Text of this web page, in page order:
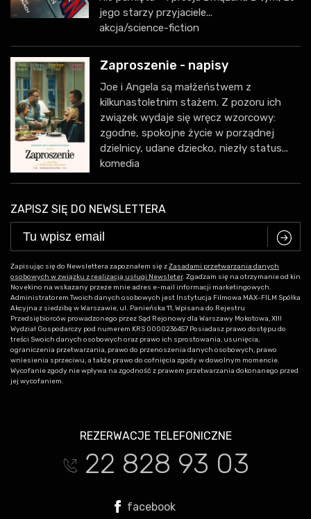
jego starzy przyjaciele...
akcja/science-fiction
Zaproszenie - napisy
Joe i Angela są małżeństwem z
kilkunastoletnim stażem. Z pozoru ich
związek wydaje się wręcz wzorcowy:
zgodne, spokojne życie w porządnej
dzielnicy, udane dziecko, niezły status...
komedia
ZAPISZ SIĘ DO NEWSLETTERA
C
Zapisując się do Newslettera zapoznałem się zZasadami przetwarzania danych
osobowych w związku z realizacją usługi Newsleter. Zgadzam się na otrzymanie od kin
Novekino na wskazany przeze mnie adres e-mail informacji marketingowych.
Administratorem Twoich danych osobowych jest Instytucja Filmowa MAX-FILM Spółka
Akcyjna z siedzibą w Warszawie, ul. Panieńska 11, Wpisana do Rejestru
Przedsiębiorców prowadzonego przez Sąd Rejonowy dla Warszawy Mokotowa, XIII
Wydział Gospodarczy pod numerem KRS 0000236457 Posiadasz prawo dostępu do
treści Swoich danych osobowych oraz prawo ich sprostowania, usunięcia,
ograniczenia przetwarzania, prawo do przenoszenia danych osobowych, prawo
wniesienia sprzeciwu, a także prawo do cofnięcia zgody w dowolnym momencie.
Wycofanie zgody nie wpływa na zgodność z prawem przetwarzania dokonanego przed
jej wycofaniem.
REZERWACJE TELEFONICZNE
t 22 828 93 03
facebook